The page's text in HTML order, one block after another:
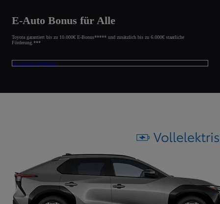
E-Auto Bonus für Alle
Toyota garantiert bis zu 10.000€ E-Bonus***** und zusätzlich bis zu 6.000€ staatliche
Förderung.***
Zu unseren Angeboten